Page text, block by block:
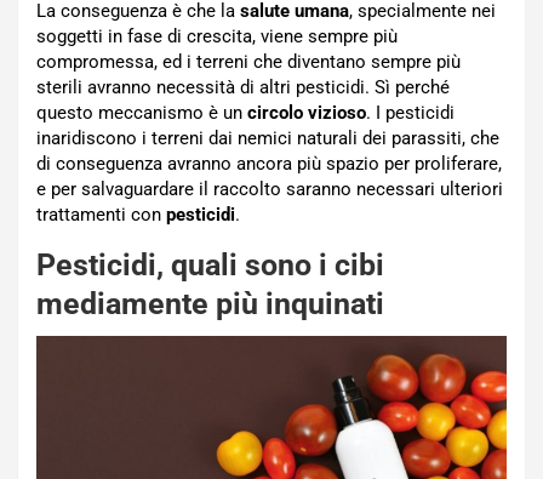
La conseguenza è che la salute umana, specialmente nei
soggetti in fase di crescita, viene sempre più
compromessa, ed i terreni che diventano sempre più
sterili avranno necessità di altri pesticidi. Sì perché
questo meccanismo è un circolo vizioso. I pesticidi
inaridiscono i terreni dai nemici naturali dei parassiti, che
di conseguenza avranno ancora più spazio per proliferare,
e per salvaguardare il raccolto saranno necessari ulteriori
trattamenti con pesticidi.
Pesticidi, quali sono i cibi
mediamente più inquinati